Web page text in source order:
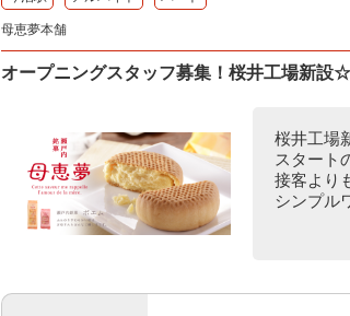
母恵夢本舗
オープニングスタッフ募集！桜井工場新設
桜井工場
スタート
接客より
シンプル